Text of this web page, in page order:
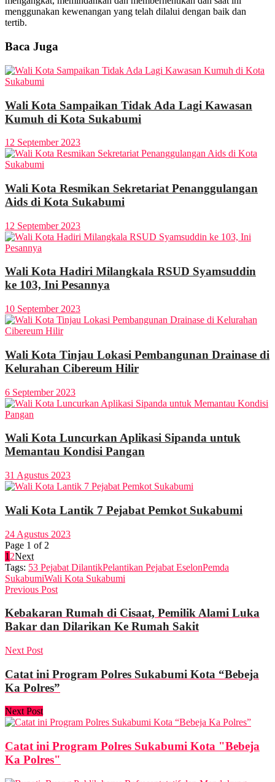
menggunakan kewenangan yang telah dilalui dengan baik dan
tertib.
Baca Juga
Wali Kota Sampaikan Tidak Ada Lagi Kawasan
Kumuh di Kota Sukabumi
12 September 2023
Wali Kota Resmikan Sekretariat Penanggulangan
Aids di Kota Sukabumi
12 September 2023
Wali Kota Hadiri Milangkala RSUD Syamsuddin
ke 103, Ini Pesannya
10 September 2023
Wali Kota Tinjau Lokasi Pembangunan Drainase di
Kelurahan Cibereum Hilir
6 September 2023
Wali Kota Luncurkan Aplikasi Sipanda untuk
Memantau Kondisi Pangan
31 Agustus 2023
Wali Kota Lantik 7 Pejabat Pemkot Sukabumi
24 Agustus 2023
Page 1 of 2
1 2Next
Tags: 53 Pejabat DilantikPelantikan Pejabat EselonPemda
SukabumiWali Kota Sukabumi
Previous Post
Kebakaran Rumah di Cisaat, Pemilik Alami Luka
Bakar dan Dilarikan Ke Rumah Sakit
Next Post
Catat ini Program Polres Sukabumi Kota “Bebeja
Ka Polres”
Next Post
Catat ini Program Polres Sukabumi Kota "Bebeja
Ka Polres"